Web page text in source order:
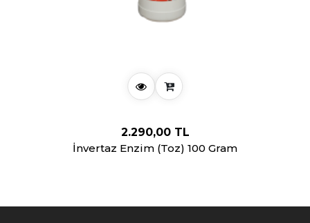
2.290,00 TL
İnvertaz Enzim (Toz) 100 Gram